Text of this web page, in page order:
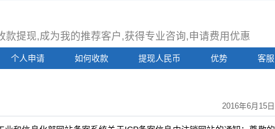
款提现,成为我的推荐客户,获得专业咨询,申请费用优惠
个人申请 如何收款 提现人民币 优势 客服
2016年6月15日